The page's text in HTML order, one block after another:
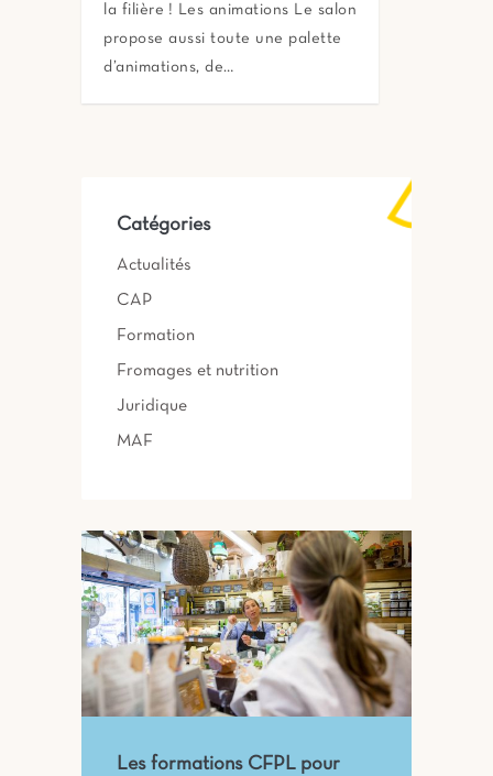
la filière ! Les animations Le salon
propose aussi toute une palette
d’animations, de…
Catégories
Actualités
CAP
Formation
Fromages et nutrition
Juridique
MAF
Les formations CFPL pour